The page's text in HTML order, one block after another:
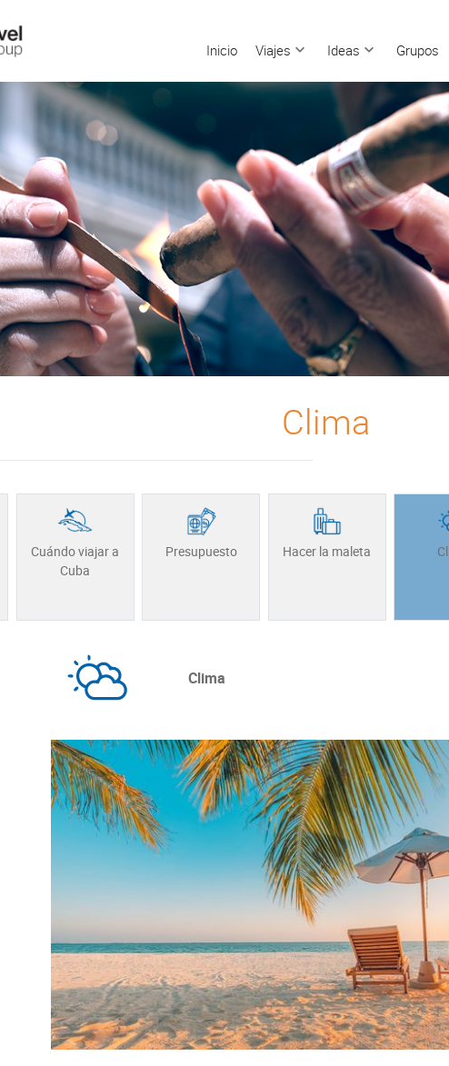
Inicio Viajes Ideas Grupos
Clima
Cuándo viajar a
Cuba
Presupuesto Hacer la maleta
Clima